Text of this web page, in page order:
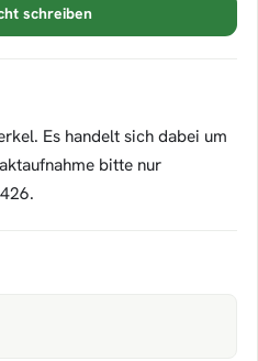
schreiben
Es handelt sich dabei um
bitte nur